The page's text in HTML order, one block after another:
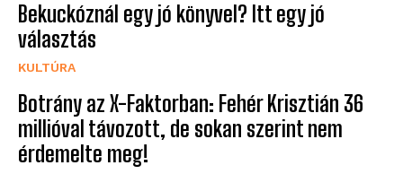
Bekuckóznál egy jó könyvel? Itt egy jó
választás
KULTÚRA
Botrány az X-Faktorban: Fehér Krisztián 36
millióval távozott, de sokan szerint nem
érdemelte meg!